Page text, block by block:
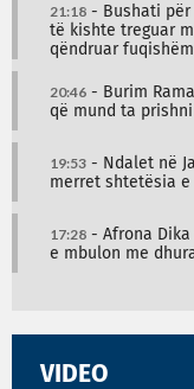
21:18 - Bushati për
të kishte treguar
qëndruar
20:46 - Burim
që mund ta
19:53 - Ndalet në
merret shtetësia e
17:28 - Afrona
e mbulon me
VIDEO